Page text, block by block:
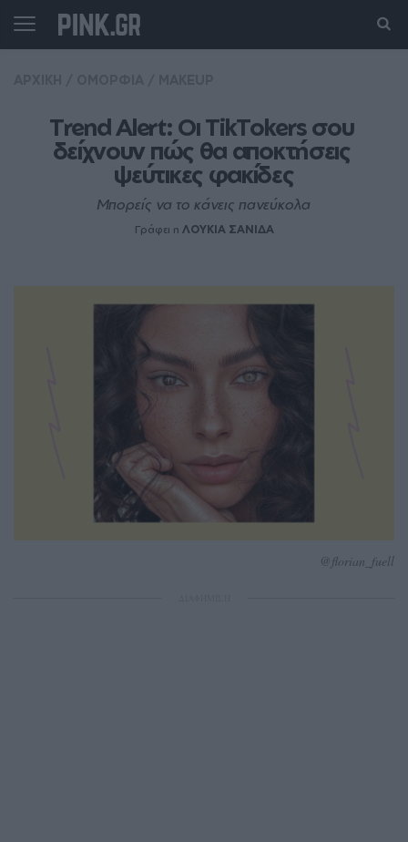
Trend Alert: Οι TikTokers σου
δείχνουν πώς θα αποκτήσεις
ψεύτικες φακίδες
Μπορείς να το κάνεις πανεύκολα
Γράφει η ΛΟΥΚΙΑ ΣΑΝΙΔΑ
@florian_fuell